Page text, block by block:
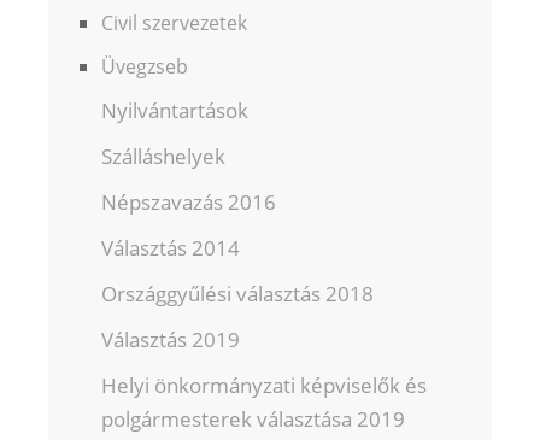
Civil szervezetek
Üvegzseb
Nyilvántartások
Szálláshelyek
Népszavazás 2016
Választás 2014
Országgyűlési választás 2018
Választás 2019
Helyi önkormányzati képviselők és
polgármesterek választása 2019